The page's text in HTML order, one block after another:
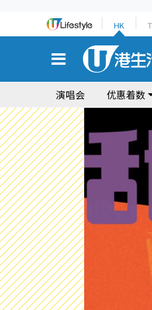
HK
演唱会 优惠着数